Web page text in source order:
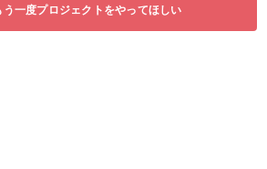
う一度プロジェクトをやってほしい